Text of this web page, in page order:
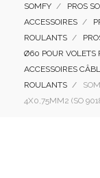
SOMFY
PROS
ACCESSOIRES
ROULANTS
Ø60 POUR VOLETS
ACCESSOIRES
ROULANTS
4X0,75MM2 (SO